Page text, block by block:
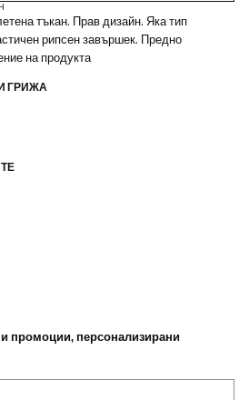
тъкан. Прав дизайн. Яка тип
рипсен завършек. Предно
на продукта
ГРИЖА
промоции, персонализирани